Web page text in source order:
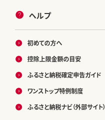
ヘルプ
初めての方へ
控除上限金額の目安
ふるさと納税確定申告ガイド
ワンストップ特例制度
ふるさと納税ナビ（外部サイト）